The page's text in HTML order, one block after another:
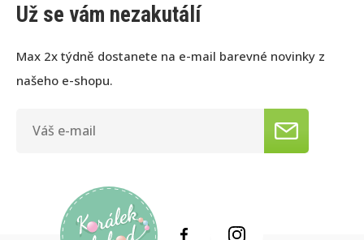
Už se vám nezakutálí
Max 2x týdně dostanete na e-mail barevné novinky z
našeho e-shopu.